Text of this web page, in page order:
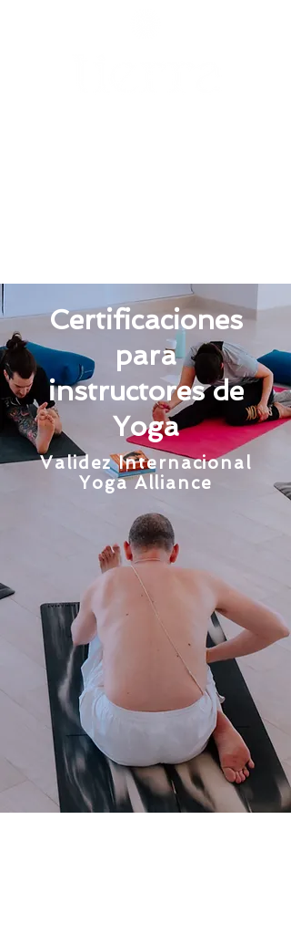
Certificaciones
para
instructores de
Yoga
Validez Internacional
Yoga Alliance